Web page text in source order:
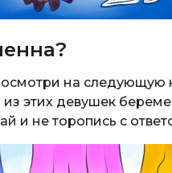
на следующую
из этих девушек
и не торопись с